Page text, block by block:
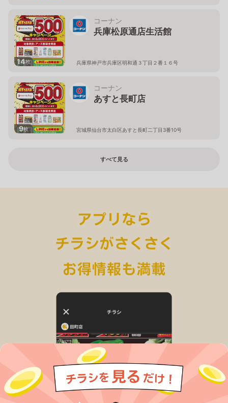
14枚
コーナン
兵庫松原通店生活館
兵庫県神戸市兵庫区明和通３丁目２番１６号
9枚
コーナン
あすと長町店
宮城県仙台市太白区あすと長町二丁目3番10号
すべて見る